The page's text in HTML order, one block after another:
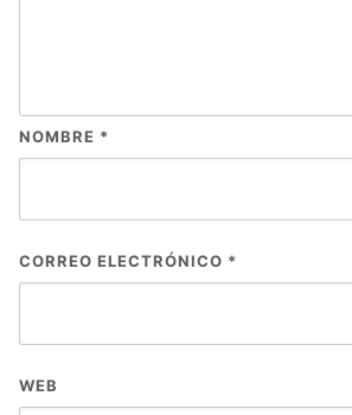
NOMBRE *
CORREO ELECTRÓNICO *
WEB